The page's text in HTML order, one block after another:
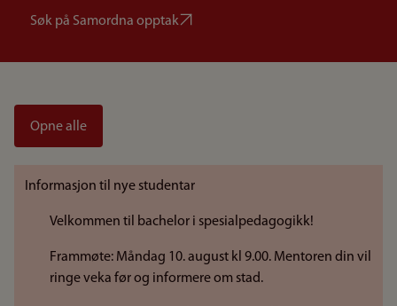
Søk på Samordna opptak
Opne alle
Informasjon til nye studentar
Velkommen til bachelor i spesialpedagogikk!
Frammøte: Måndag 10. august kl 9.00. Mentoren din vil
ringe veka før og informere om stad.